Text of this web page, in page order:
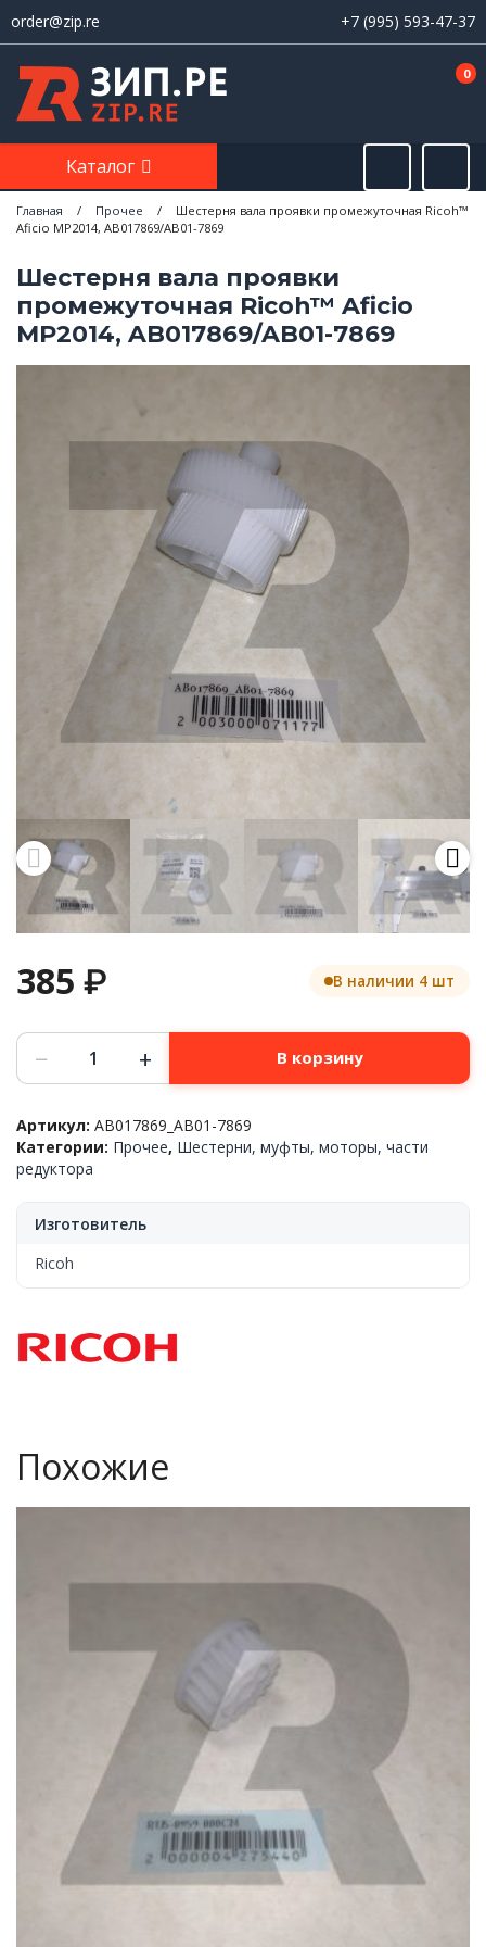
order@zip.re +7 (995) 593-47-37
0
Каталог
Главная / Прочее /
Шестерня вала проявки промежуточная Ricoh™
Aficio MP2014, AB017869/AB01-7869
Шестерня вала проявки
промежуточная Ricoh™ Aficio
MP2014, AB017869/AB01-7869
385 ₽ В наличии 4 шт
Количество
товара
Шестерня
проявки
промежуточная
Ricoh™
MP2014,
7869
− + В корзину
Артикул: AB017869_AB01-7869
Категории: Прочее, Шестерни, муфты, моторы, части
редуктора
Изготовитель
Ricoh
Похожие